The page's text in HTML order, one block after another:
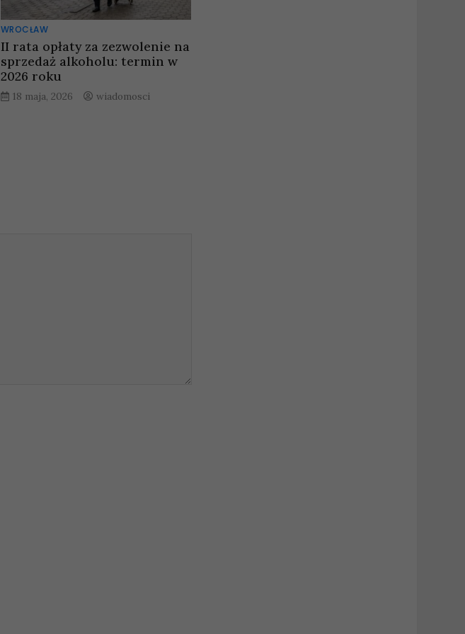
WROCŁAW
II rata opłaty za zezwolenie na
sprzedaż alkoholu: termin w
2026 roku
18 maja, 2026 wiadomosci